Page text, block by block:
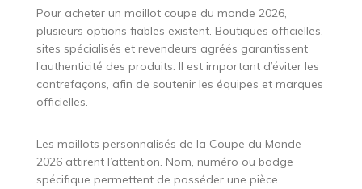
Pour acheter un maillot coupe du monde 2026,
plusieurs options fiables existent. Boutiques officielles,
sites spécialisés et revendeurs agréés garantissent
l’authenticité des produits. Il est important d’éviter les
contrefaçons, afin de soutenir les équipes et marques
officielles.
Les maillots personnalisés de la Coupe du Monde
2026 attirent l’attention. Nom, numéro ou badge
spécifique permettent de posséder une pièce